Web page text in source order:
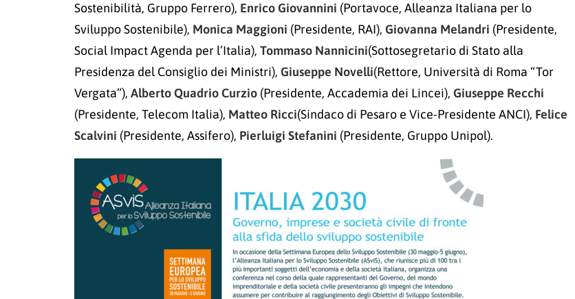
Sostenibilità, Gruppo Ferrero), Enrico Giovannini (Portavoce, Alleanza Italiana per lo
Sviluppo Sostenibile), Monica Maggioni (Presidente, RAI), Giovanna Melandri (Presidente,
Social Impact Agenda per l’Italia), Tommaso Nannicini(Sottosegretario di Stato alla
Presidenza del Consiglio dei Ministri), Giuseppe Novelli(Rettore, Università di Roma “Tor
Vergata”), Alberto Quadrio Curzio (Presidente, Accademia dei Lincei), Giuseppe Recchi
(Presidente, Telecom Italia), Matteo Ricci(Sindaco di Pesaro e Vice-Presidente ANCI), Felice
Scalvini (Presidente, Assifero), Pierluigi Stefanini (Presidente, Gruppo Unipol).